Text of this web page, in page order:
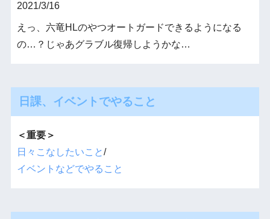
2021/3/16
えっ、六竜HLのやつオートガードできるようになる
の…？じゃあグラブル復帰しようかな…
日課、イベントでやること
＜重要＞
日々こなしたいこと/
イベントなどでやること